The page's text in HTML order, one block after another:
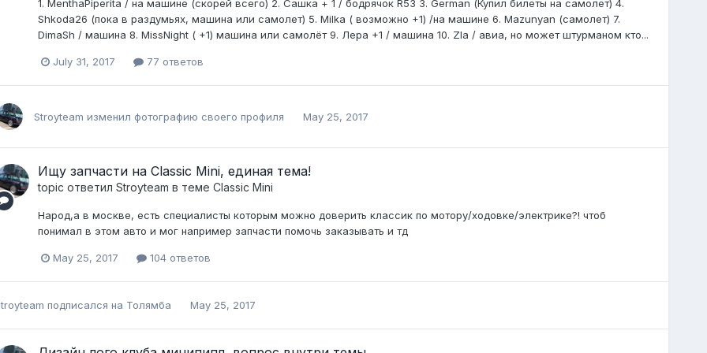
1. MenthaPiperita / на машине (скорей всего) 2. Сашка + 1 / бодрячок R53 3. German (Купил билеты на самолет) 4.
Shkoda26 (пока в раздумьях, машина или самолет) 5. Milka ( возможно +1) /на машине 6. Mazunyan (самолет) 7.
DimaSh / машина 8. MissNight ( +1) машина или самолёт 9. Лера +1 / машина 10. Zla / авиа, но может штурманом кто...
July 31, 2017 77 ответов
Stroyteam изменил фотографию своего профиля May 25, 2017
Ищу запчасти на Classic Mini, единая тема!
topic ответил Stroyteam в теме Classic Mini
Народ,а в москве, есть специалисты которым можно доверить классик по мотору/ходовке/электрике?! чтоб
понимал в этом авто и мог например запчасти помочь заказывать и тд
May 25, 2017 104 ответов
подписался на Толямба May 25, 2017